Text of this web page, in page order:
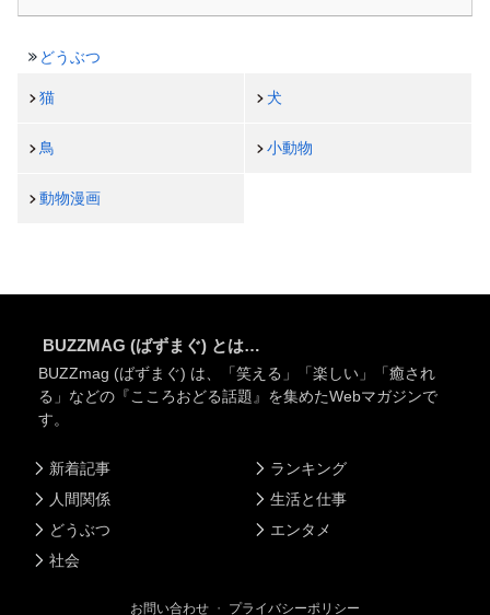
どうぶつ
猫 犬
鳥 小動物
動物漫画
BUZZMAG (ばずまぐ) とは…
BUZZmag (ばずまぐ) は、「笑える」「楽しい」「癒され
る」などの『こころおどる話題』を集めたWebマガジンで
す。
新着記事
人間関係
どうぶつ
社会
ランキング
生活と仕事
エンタメ
お問い合わせ ・ プライバシーポリシー